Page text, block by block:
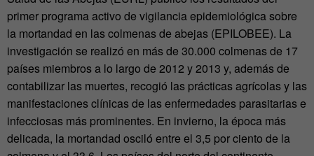
primer programa activo de vigilancia epidemiológica sobre
la mortandad en las colmenas de abejas (EPILOBEE). La
investigación se realizó en más de 30.000 colmenas de 17
países miembros a lo largo de 2012 y 2013 y, además de
contabilizar las muertes, recogió las prácticas agrícolas y las
manifestaciones clínicas de las enfermedades parasitarias e
infecciosas más prominentes. En invierno, la época más
delicada, la mortandad osciló entre el 3,5 por ciento de la